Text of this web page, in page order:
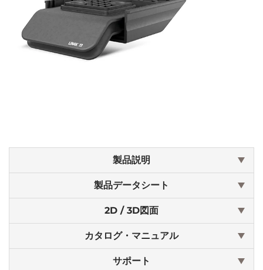
製品説明
製品データシート
2D / 3D図面
カタログ・マニュアル
サポート